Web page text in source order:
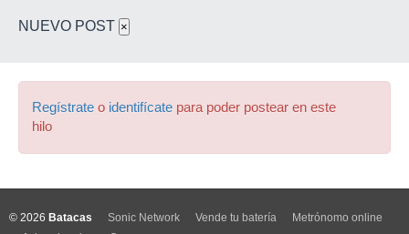
NUEVO POST ×
Regístrate o identifícate para poder postear en este
hilo
© 2026 Batacas Sonic Network Vende tu batería
Metrónomo online